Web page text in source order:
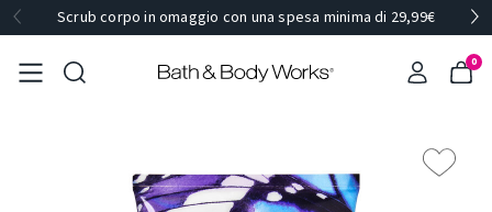
Scrub corpo in omaggio con una spesa minima di 29,99€
0